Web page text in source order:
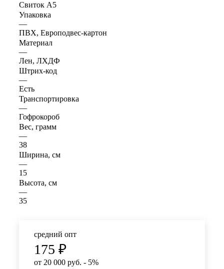
Свиток А5
Упаковка
—
ПВХ, Европодвес-картон
Материал
—
Лен, ЛХДФ
Штрих-код
—
Есть
Транспортировка
—
Гофрокороб
Вес, грамм
—
38
Ширина, см
—
15
Высота, см
—
35
средний опт
175 ₽
от 20 000 руб. - 5%